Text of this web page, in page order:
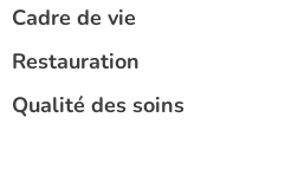
Cadre de vie
Restauration
Qualité des soins